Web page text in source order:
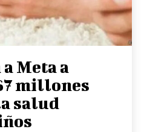
Meta a
millones
salud